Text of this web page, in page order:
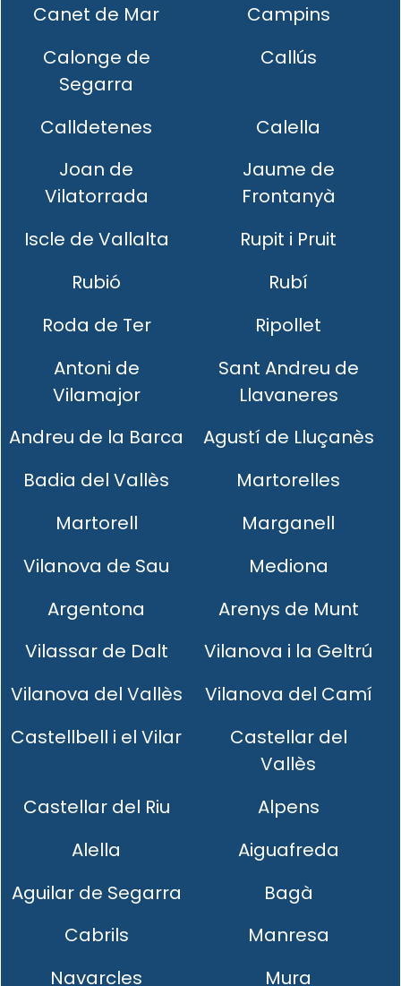
Canet de Mar
Campins
Calonge de
Segarra
Callús
Calldetenes
Calella
Joan de
Vilatorrada
Jaume de
Frontanyà
Iscle de Vallalta
Rupit i Pruit
Rubió
Rubí
Roda de Ter
Ripollet
Antoni de
Vilamajor
Sant Andreu de
Llavaneres
Andreu de la Barca
Agustí de Lluçanès
Badia del Vallès
Martorelles
Martorell
Marganell
Vilanova de Sau
Mediona
Argentona
Arenys de Munt
Vilassar de Dalt
Vilanova i la Geltrú
Vilanova del Vallès
Vilanova del Camí
Castellbell i el Vilar
Castellar del
Vallès
Castellar del Riu
Alpens
Alella
Aiguafreda
Aguilar de Segarra
Bagà
Cabrils
Manresa
Navarcles
Mura